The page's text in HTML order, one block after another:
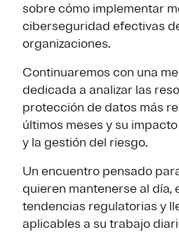
sobre cómo implementar
ciberseguridad efectivas
organizaciones.
Continuaremos con una
dedicada a analizar las
protección de datos más
últimos meses y su
y la gestión del riesgo.
Un encuentro pensado
quieren mantenerse al día,
tendencias regulatorias y
aplicables a su trabajo